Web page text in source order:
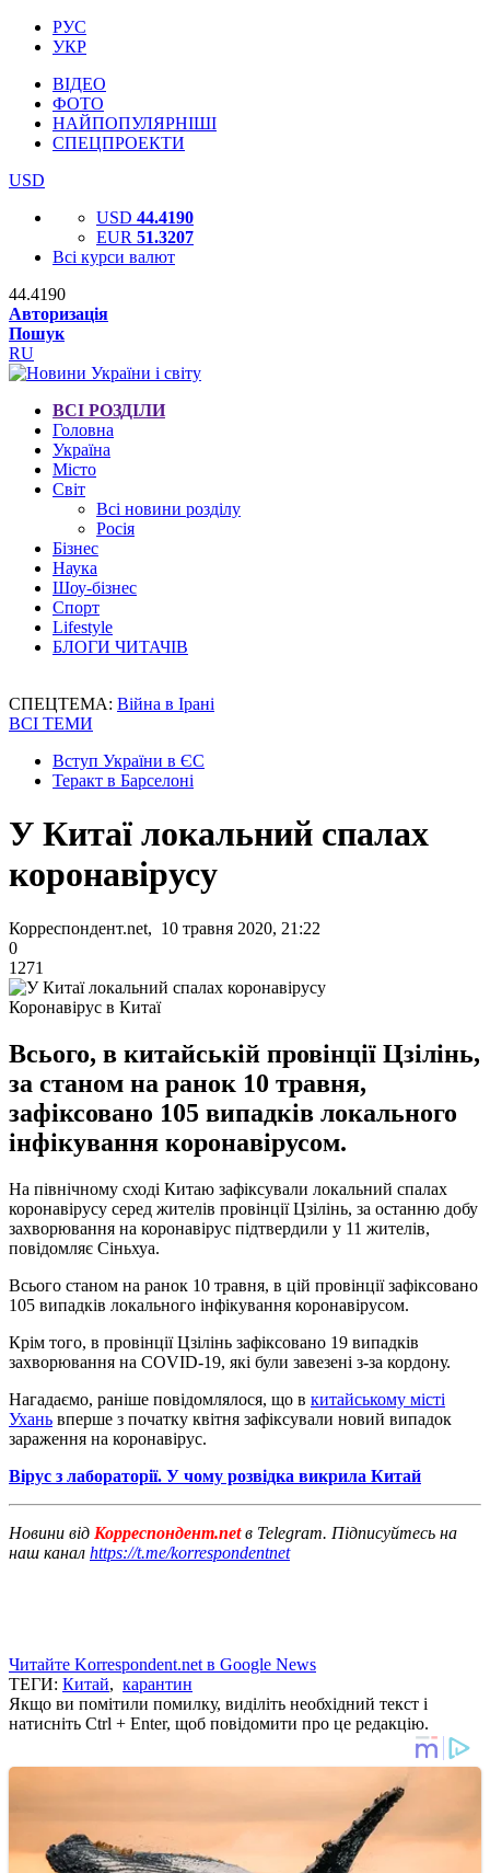
РУС
УКР
ВІДЕО
ФОТО
НАЙПОПУЛЯРНІШІ
СПЕЦПРОЕКТИ
USD
USD 44.4190
EUR 51.3207
Всі курси валют
44.4190
Авторизація
Пошук
RU
ВСІ РОЗДІЛИ
Головна
Україна
Місто
Світ
Всі новини розділу
Росія
Бізнес
Наука
Шоу-бізнес
Спорт
Lifestyle
БЛОГИ ЧИТАЧІВ
СПЕЦТЕМА: Війна в Ірані
ВСІ ТЕМИ
Вступ України в ЄС
Теракт в Барселоні
У Китаї локальний спалах
коронавірусу
Корреспондент.net, 10 травня 2020, 21:22
0
1271
Коронавірус в Китаї
Всього, в китайській провінції Цзілінь,
за станом на ранок 10 травня,
зафіксовано 105 випадків локального
інфікування коронавірусом.
На північному сході Китаю зафіксували локальний спалах
коронавірусу серед жителів провінції Цзілінь, за останню добу
захворювання на коронавірус підтвердили у 11 жителів,
повідомляє Сіньхуа.
Всього станом на ранок 10 травня, в цій провінції зафіксовано
105 випадків локального інфікування коронавірусом.
Крім того, в провінції Цзілінь зафіксовано 19 випадків
захворювання на COVID-19, які були завезені з-за кордону.
Нагадаємо, раніше повідомлялося, що в китайському місті
Ухань вперше з початку квітня зафіксували новий випадок
зараження на коронавірус.
Вірус з лабораторії. У чому розвідка викрила Китай
Новини від Корреспондент.netв Telegram. Підписуйтесь на
наш канал https://t.me/korrespondentnet
Читайте Korrespondent.net в Google News
ТЕГИ: Китай, карантин
Якщо ви помітили помилку, виділіть необхідний текст і
натисніть Ctrl + Enter, щоб повідомити про це редакцію.